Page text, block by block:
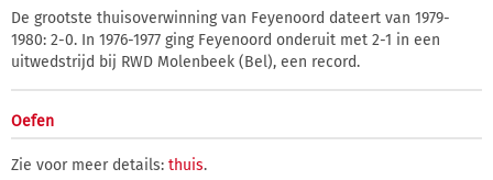
De grootste thuisoverwinning van Feyenoord dateert van 1979-
1980: 2-0. In 1976-1977 ging Feyenoord onderuit met 2-1 in een
uitwedstrijd bij RWD Molenbeek (Bel), een record.
Oefen
Zie voor meer details: thuis.